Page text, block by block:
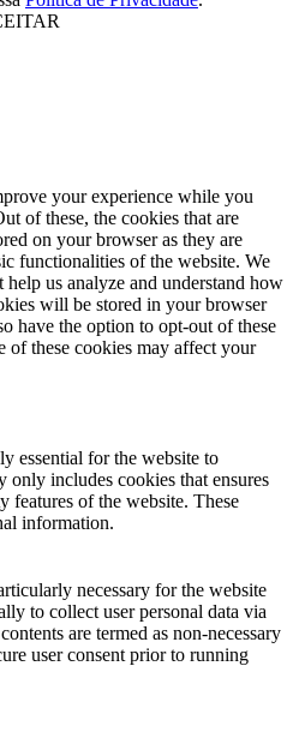
your experience while you
of these, the cookies that are
on your browser as they are
functionalities of the website. We
us analyze and understand how
will be stored in your browser
have the option to opt-out of these
of these cookies may affect your
essential for the website to
includes cookies that ensures
features of the website. These
information.
necessary for the website
to collect user personal data via
are termed as non-necessary
user consent prior to running